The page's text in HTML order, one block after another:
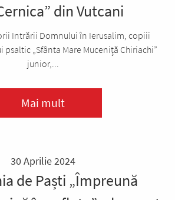
din Vutcani
Intrării Domnului în Ierusalim, copiii
„Sfânta Mare Muceniță Chiriachi”
junior,...
Mai mult
30 Aprilie 2024
de Paști „Împreună